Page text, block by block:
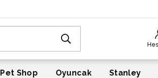
Pet Shop Oyuncak Stanley